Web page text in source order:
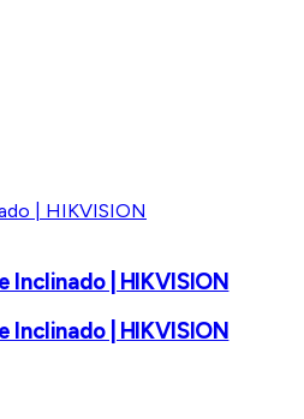
| HIKVISION
| HIKVISION